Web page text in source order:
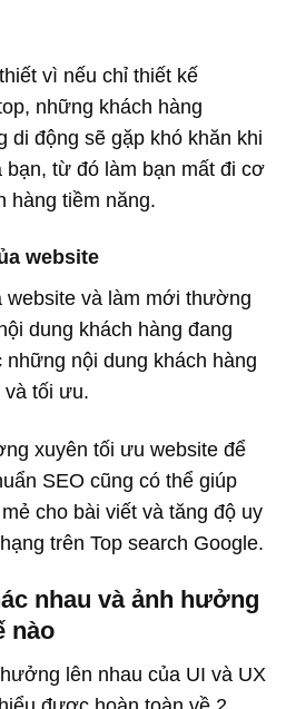
vì nếu chỉ thiết kế
những khách hàng
di động sẽ gặp khó khăn khi
bạn, từ đó làm bạn mất đi cơ
hàng tiềm năng.
website
website và làm mới thường
dung khách hàng đang
nội dung khách hàng
và tối ưu.
xuyên tối ưu website để
SEO cũng có thể giúp
cho bài viết và tăng độ uy
trên Top search Google.
nhau và ảnh hưởng
nào
lên nhau của UI và UX